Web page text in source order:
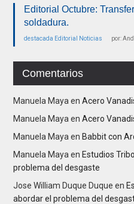
Editorial Octubre:
soldadura.
destacada Editorial Noticias por:
Comentarios
Manuela Maya enAcero
Manuela Maya enAcero
Manuela Maya en Babbit con
Manuela Maya en Estudios
problema del desgaste
Jose William Duque Duque en
abordar el problema del